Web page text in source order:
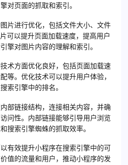
对页面的抓取和索引。
片进行优化，包括文件大小、文件
可以提升页面加载速度，提高用户
擎对图片内容的理解和索引。
术方面优化良好，包括页面加载速
等。优化技术可以提升用户体验，
索引擎中的排名。
部链接结构，连接相关内容，并确
问性。内部链接能够引导用户浏览
搜索引擎蜘蛛的抓取效率。
有效提升小程序在搜索引擎中的可
值的流量和用户，推动小程序的发